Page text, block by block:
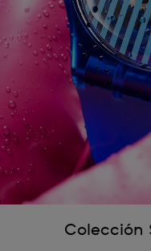
Colección